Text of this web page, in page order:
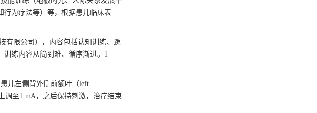
行为疗法等）等，根据患儿临床表
有限公司），内容包括认知训练、逻
练内容从简到难、循序渐进。1
儿左侧背外侧前额叶（left
调至1 mA，之后保持刺激，治疗结束